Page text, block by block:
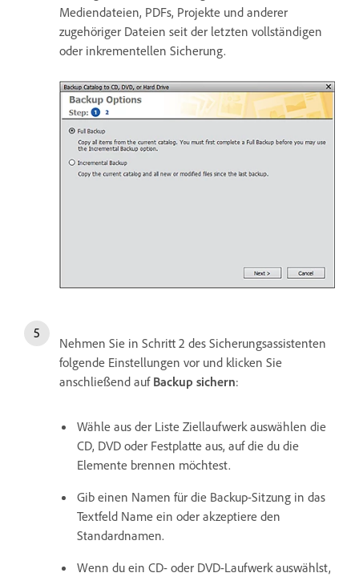
Mediendateien, PDFs, Projekte und anderer
zugehöriger Dateien seit der letzten vollständigen
oder inkrementellen Sicherung.
Nehmen Sie in Schritt 2 des Sicherungsassistenten
folgende Einstellungen vor und klicken Sie
anschließend auf Backup sichern:
Wähle aus der Liste Ziellaufwerk auswählen die
CD, DVD oder Festplatte aus, auf die du die
Elemente brennen möchtest.
Gib einen Namen für die Backup-Sitzung in das
Textfeld Name ein oder akzeptiere den
Standardnamen.
Wenn du ein CD- oder DVD-Laufwerk auswählst,